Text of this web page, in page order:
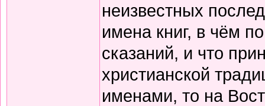
неизвестных
имена книг, в чём
сказаний, и что
христианской
именами, то на